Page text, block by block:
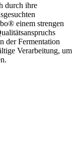
durch ihre
einem strengen
der Fermentation
Verarbeitung, um